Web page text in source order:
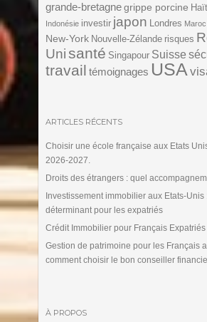
grande-bretagne grippe porcine
Indonésie investir japon Londres Maroc
New-York Nouvelle-Zélande risques
Unisanté Singapour Suisse
travail témoignages USA
ARTICLES RÉCENTS
Choisir une école française aux Etats
2026-2027.
Droits des étrangers : quel
Investissement immobilier aux Etats-Unis
déterminant pour les expatriés
Crédit Immobilier pour Français Expatriés
Gestion de patrimoine pour les Français
comment choisir le bon conseiller
À PROPOS